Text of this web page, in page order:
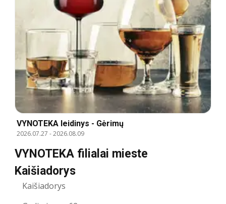
VYNOTEKA leidinys - Gėrimų
2026.07.27 -2026.08.09
VYNOTEKA filialai mieste
Kaišiadorys
Kaišiadorys